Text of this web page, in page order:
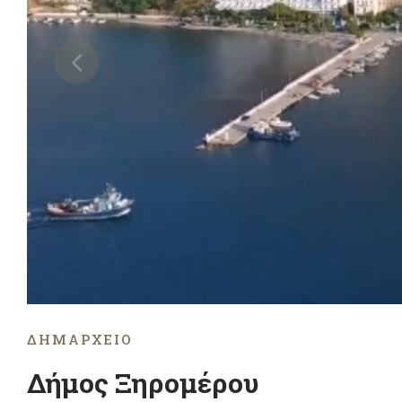
ΔΗΜΑΡΧΕΊΟ
Δήμος Ξηρομέρου